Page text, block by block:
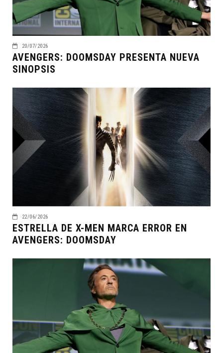
20/07/2026
AVENGERS: DOOMSDAY PRESENTA NUEVA
SINOPSIS
22/06/2026
ESTRELLA DE X-MEN MARCA ERROR EN
AVENGERS: DOOMSDAY